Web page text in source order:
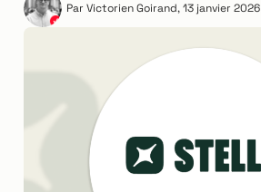
Par Victorien Goirand,13 janvier 2026